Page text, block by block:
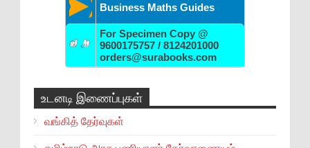
Business Maths Guides
For Specimen Copy @
9600175757 / 8124201000
orders@surabooks.com
உடனடி இணைப்புகள்
வங்கித் தேர்வுகள்